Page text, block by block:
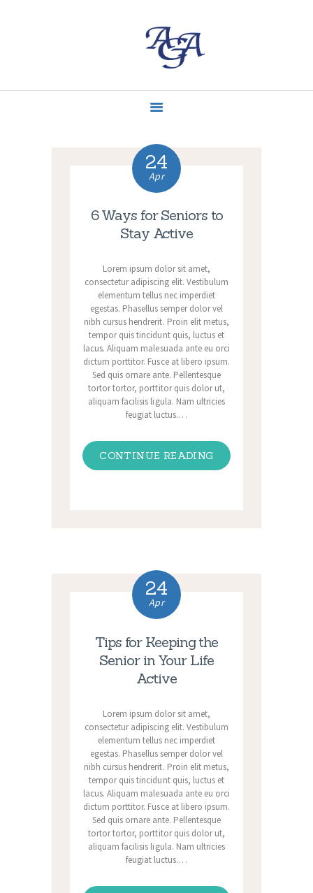
ACTUALITÉS
24
Apr
6 Ways for Seniors to
Stay Active
Lorem ipsum dolor sit amet,
consectetur adipiscing elit. Vestibulum
elementum tellus nec imperdiet
egestas. Phasellus semper dolor vel
nibh cursus hendrerit. Proin elit metus,
tempor quis tincidunt quis, luctus et
lacus. Aliquam malesuada ante eu orci
dictum porttitor. Fusce at libero ipsum.
Sed quis ornare ante. Pellentesque
tortor tortor, porttitor quis dolor ut,
aliquam facilisis ligula. Nam ultricies
feugiat luctus.…
CONTINUE READING
24
Apr
Tips for Keeping the
Senior in Your Life
Active
Lorem ipsum dolor sit amet,
consectetur adipiscing elit. Vestibulum
elementum tellus nec imperdiet
egestas. Phasellus semper dolor vel
nibh cursus hendrerit. Proin elit metus,
tempor quis tincidunt quis, luctus et
lacus. Aliquam malesuada ante eu orci
dictum porttitor. Fusce at libero ipsum.
Sed quis ornare ante. Pellentesque
tortor tortor, porttitor quis dolor ut,
aliquam facilisis ligula. Nam ultricies
feugiat luctus.…